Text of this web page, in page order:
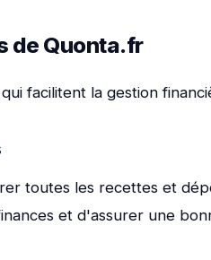
de Quonta.fr
facilitent la gestion
toutes les recettes et
et d'assurer une